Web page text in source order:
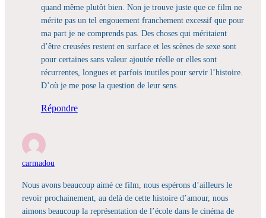
quand même plutôt bien. Non je trouve juste que ce film ne
mérite pas un tel engouement franchement excessif que pour
ma part je ne comprends pas. Des choses qui méritaient
d’être creusées restent en surface et les scènes de sexe sont
pour certaines sans valeur ajoutée réelle or elles sont
récurrentes, longues et parfois inutiles pour servir l’histoire.
D’où je me pose la question de leur sens.
Répondre
carmadou
Nous avons beaucoup aimé ce film, nous espérons d’ailleurs le
revoir prochainement, au delà de cette histoire d’amour, nous
aimons beaucoup la représentation de l’école dans le cinéma de